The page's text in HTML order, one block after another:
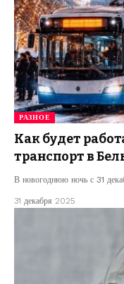
РАЗНОЕ
Как будет
транспорт в
В новогоднюю ночь с 31
31 декабря 2025